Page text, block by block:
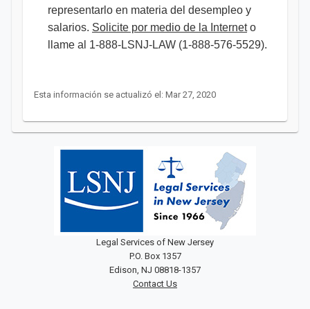
representarlo en materia del desempleo y
salarios. Solicite por medio de la Interneto
llame al 1-888-LSNJ-LAW (1-888-576-5529).
Esta información se actualizó el: Mar 27, 2020
Legal Services of New Jersey
P.O. Box 1357
Edison, NJ 08818-1357
Contact Us